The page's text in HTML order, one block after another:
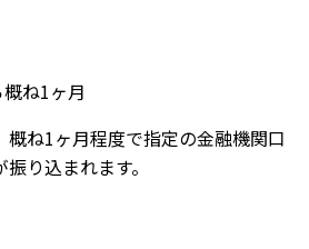
ね1ヶ月
概ね1ヶ月程度で指定の金融機関口
り込まれます。